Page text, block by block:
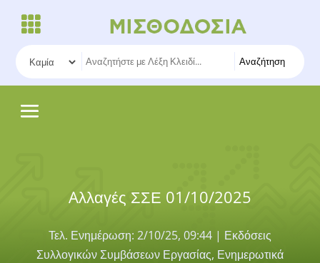
Αναζήτηση
Aλλαγές ΣΣΕ 01/10/2025
Τελ. Ενημέρωση: 2/10/25, 09:44| Εκδόσεις
Συλλογικών Συμβάσεων Εργασίας, Ενημερωτικά